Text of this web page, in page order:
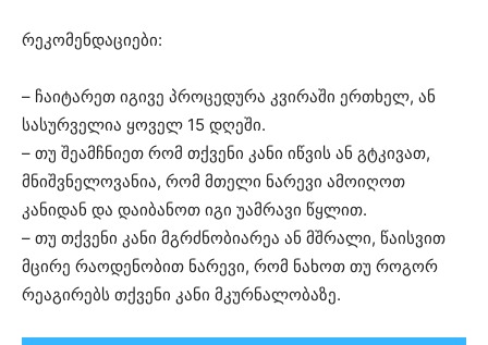
რეკომენდაციები:
– ჩაიტარეთ იგივე პროცედურა კვირაში ერთხელ, ან
სასურველია ყოველ 15 დღეში.
– თუ შეამჩნიეთ რომ თქვენი კანი იწვის ან გტკივათ,
მნიშვნელოვანია, რომ მთელი ნარევი ამოიღოთ
კანიდან და დაიბანოთ იგი უამრავი წყლით.
– თუ თქვენი კანი მგრძნობიარეა ან მშრალი, წაისვით
მცირე რაოდენობით ნარევი, რომ ნახოთ თუ როგორ
რეაგირებს თქვენი კანი მკურნალობაზე.